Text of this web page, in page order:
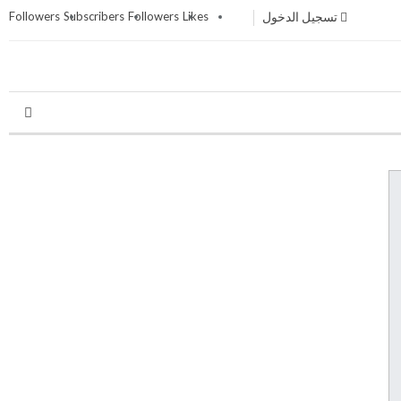
Likes
Followers
Subscribers
Followers تسجيل الدخول